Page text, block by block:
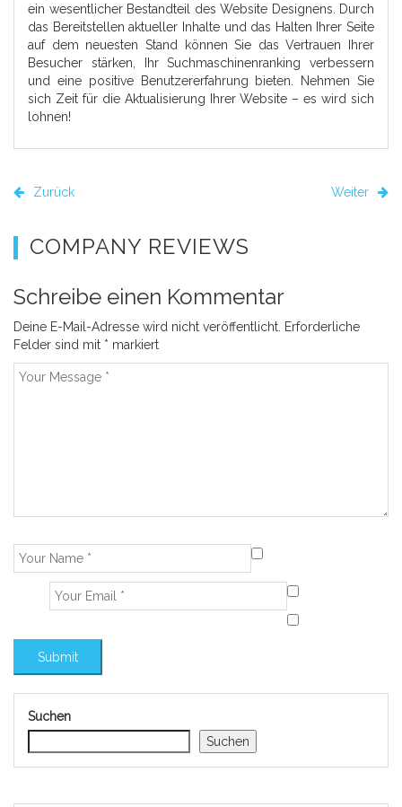
ein wesentlicher Bestandteil des Website Designens. Durch
das Bereitstellen aktueller Inhalte und das Halten Ihrer Seite
auf dem neuesten Stand können Sie das Vertrauen Ihrer
Besucher stärken, Ihr Suchmaschinenranking verbessern
und eine positive Benutzererfahrung bieten. Nehmen Sie
sich Zeit für die Aktualisierung Ihrer Website – es wird sich
lohnen!
Zurück Weiter
COMPANY REVIEWS
Schreibe einen Kommentar
Deine E-Mail-Adresse wird nicht veröffentlicht. Erforderliche
Felder sind mit * markiert
Suchen
Suchen